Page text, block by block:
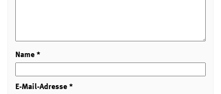
Name*
E-Mail-Adresse*